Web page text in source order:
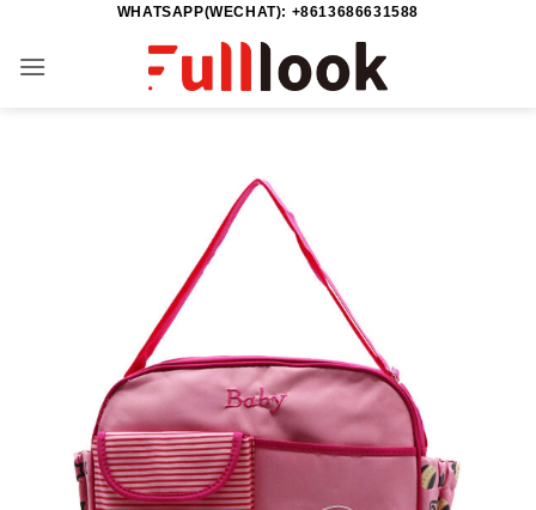
contenido
WHATSAPP(WECHAT): +8613686631588